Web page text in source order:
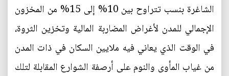
الشاغرة بنسب تتراوح بين 10% إلى 15% من المخزون
الإجمالي للمدن لأغراض المضاربة المالية وتخزين الثروة،
في الوقت الذي يعاني فيه ملايين السكان في ذات المدن
من غياب المأوى والنوم على أرصفة الشوارع المقابلة لتلك